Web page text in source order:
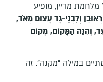
מדיין, מופיע
וְלִבְנֵי-גָד עָצוּם מְאֹד,
וְהִנֵּה הַמָּקוֹם, מְקוֹם
במילה "מקנה". זה